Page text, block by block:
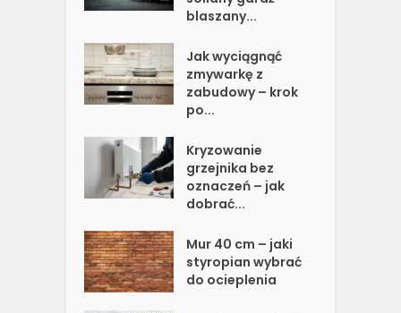
blaszany...
Jak wyciągnąć
zmywarkę z
zabudowy – krok
po...
Kryzowanie
grzejnika bez
oznaczeń – jak
dobrać...
Mur 40 cm – jaki
styropian wybrać
do ocieplenia